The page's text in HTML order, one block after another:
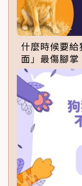
什麼時候要
面」最傷腳